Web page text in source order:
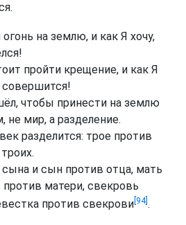
на землю, и как Я хочу,
пройти крещение, и как Я
чтобы принести на землю
мир, а разделение.
разделится: трое против
и сын против отца, мать
матери, свекровь
против свекрови [94].